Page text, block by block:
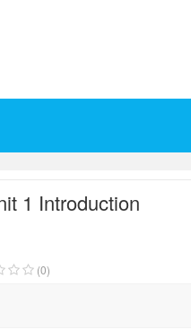
1 Introduction
(0)